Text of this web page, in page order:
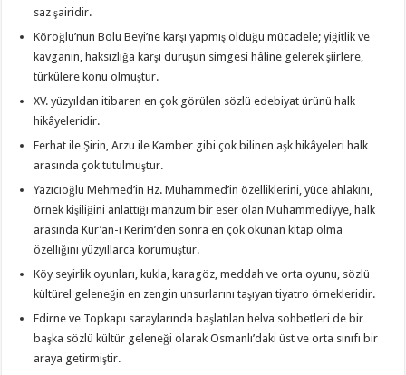
saz şairidir.
Köroğlu’nun Bolu Beyi’ne karşı yapmış olduğu mücadele; yiğitlik ve
kavganın, haksızlığa karşı duruşun simgesi hâline gelerek şiirlere,
türkülere konu olmuştur.
XV. yüzyıldan itibaren en çok görülen sözlü edebiyat ürünü halk
hikâyeleridir.
Ferhat ile Şirin, Arzu ile Kamber gibi çok bilinen aşk hikâyeleri halk
arasında çok tutulmuştur.
Yazıcıoğlu Mehmed’in Hz. Muhammed’in özelliklerini, yüce ahlakını,
örnek kişiliğini anlattığı manzum bir eser olan Muhammediyye, halk
arasında Kur’an-ı Kerim’den sonra en çok okunan kitap olma
özelliğini yüzyıllarca korumuştur.
Köy seyirlik oyunları, kukla, karagöz, meddah ve orta oyunu, sözlü
kültürel geleneğin en zengin unsurlarını taşıyan tiyatro örnekleridir.
Edirne ve Topkapı saraylarında başlatılan helva sohbetleri de bir
başka sözlü kültür geleneği olarak Osmanlı’daki üst ve orta sınıfı bir
araya getirmiştir.